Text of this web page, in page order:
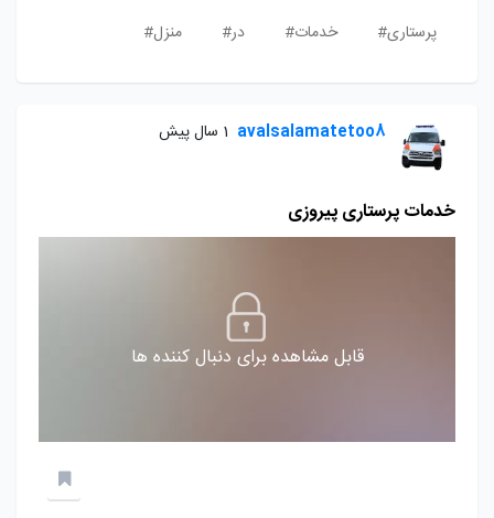
پرستاری# خدمات# در# منزل#
avalsalamatetoo8 1 سال پیش
خدمات پرستاری پیروزی
قابل مشاهده برای دنبال کننده ها